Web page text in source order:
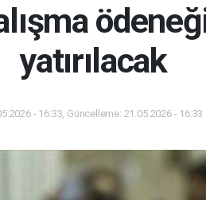
yatırılacak
- 16:33, Güncelleme: 21.05.2026 - 16:33